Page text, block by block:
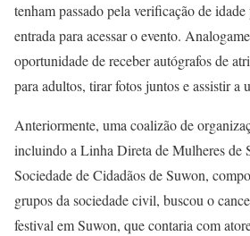
tenham passado pela verificação de
entrada para acessar o evento.
oportunidade de receber autógrafos de
para adultos, tirar fotos juntos e assistir a
Anteriormente, uma coalizão de
incluindo a Linha Direta de Mulheres de
Sociedade de Cidadãos de Suwon,
grupos da sociedade civil, buscou o
festival em Suwon, que contaria com